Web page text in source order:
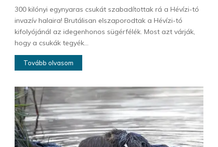
300 kilónyi egynyaras csukát szabadítottak rá a Hévízi-tó
invazív halaira! Brutálisan elszaporodtak a Hévízi-tó
kifolyójánál az idegenhonos sügérfélék. Most azt várják,
hogy a csukák tegyék...
Tovább olvasom